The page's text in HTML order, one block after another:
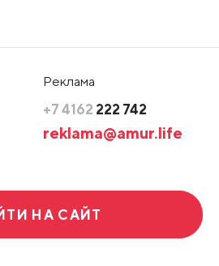
Реклама
+7 4162 222 742
reklama@amur.life
НА САЙТ